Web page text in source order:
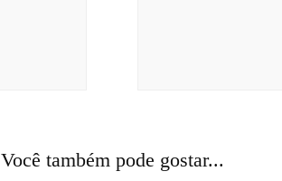
Você também pode gostar...